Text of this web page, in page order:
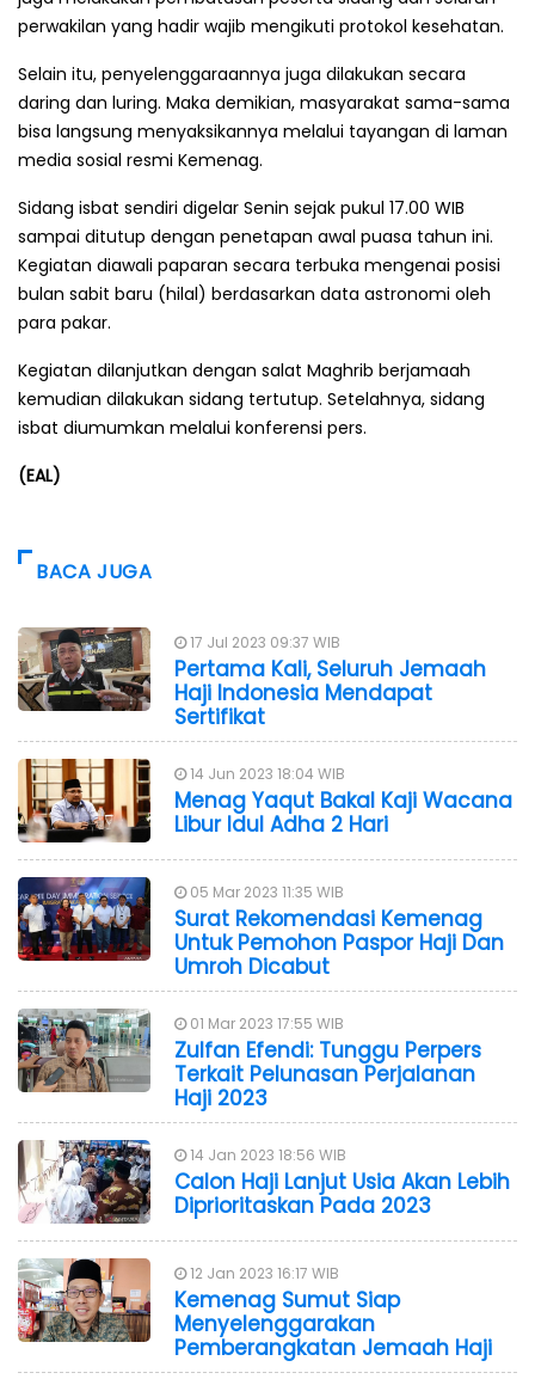
perwakilan yang hadir wajib mengikuti protokol kesehatan.
Selain itu, penyelenggaraannya juga dilakukan secara
daring dan luring. Maka demikian, masyarakat sama-sama
bisa langsung menyaksikannya melalui tayangan di laman
media sosial resmi Kemenag.
Sidang isbat sendiri digelar Senin sejak pukul 17.00 WIB
sampai ditutup dengan penetapan awal puasa tahun ini.
Kegiatan diawali paparan secara terbuka mengenai posisi
bulan sabit baru (hilal) berdasarkan data astronomi oleh
para pakar.
Kegiatan dilanjutkan dengan salat Maghrib berjamaah
kemudian dilakukan sidang tertutup. Setelahnya, sidang
isbat diumumkan melalui konferensi pers.
(EAL)
BACA JUGA
17 Jul 2023 09:37 WIB
Pertama Kali, Seluruh Jemaah
Haji Indonesia Mendapat
Sertifikat
14 Jun 2023 18:04 WIB
Menag Yaqut Bakal Kaji Wacana
Libur Idul Adha 2 Hari
05 Mar 2023 11:35 WIB
Surat Rekomendasi Kemenag
Untuk Pemohon Paspor Haji Dan
Umroh Dicabut
01 Mar 2023 17:55 WIB
Zulfan Efendi: Tunggu Perpers
Terkait Pelunasan Perjalanan
Haji 2023
14 Jan 2023 18:56 WIB
Calon Haji Lanjut Usia Akan Lebih
Diprioritaskan Pada 2023
12 Jan 2023 16:17 WIB
Kemenag Sumut Siap
Menyelenggarakan
Pemberangkatan Jemaah Haji